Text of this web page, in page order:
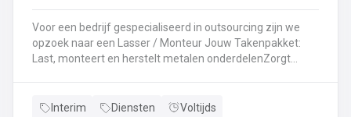
Voor een bedrijf gespecialiseerd in outsourcing zijn we
opzoek naar een Lasser / Monteur Jouw Takenpakket:
Last, monteert en herstelt metalen onderdelenZorgt
gemakBepaalt en past de juiste lastechniek toe
Interim Diensten
Voltijds